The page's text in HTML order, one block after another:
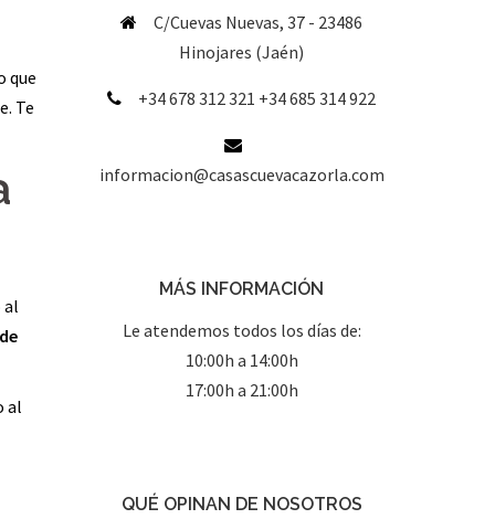
que
Te
al
al
C/Cuevas Nuevas, 37 - 23486
Hinojares (Jaén)
+34 678 312 321 +34 685 314 922
informacion@casascuevacazorla.com
MÁS INFORMACIÓN
Le atendemos todos los días de:
10:00h a 14:00h
17:00h a 21:00h
QUÉ OPINAN DE NOSOTROS